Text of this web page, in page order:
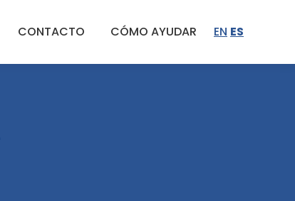
CONTACTO CÓMO AYUDAR EN ES